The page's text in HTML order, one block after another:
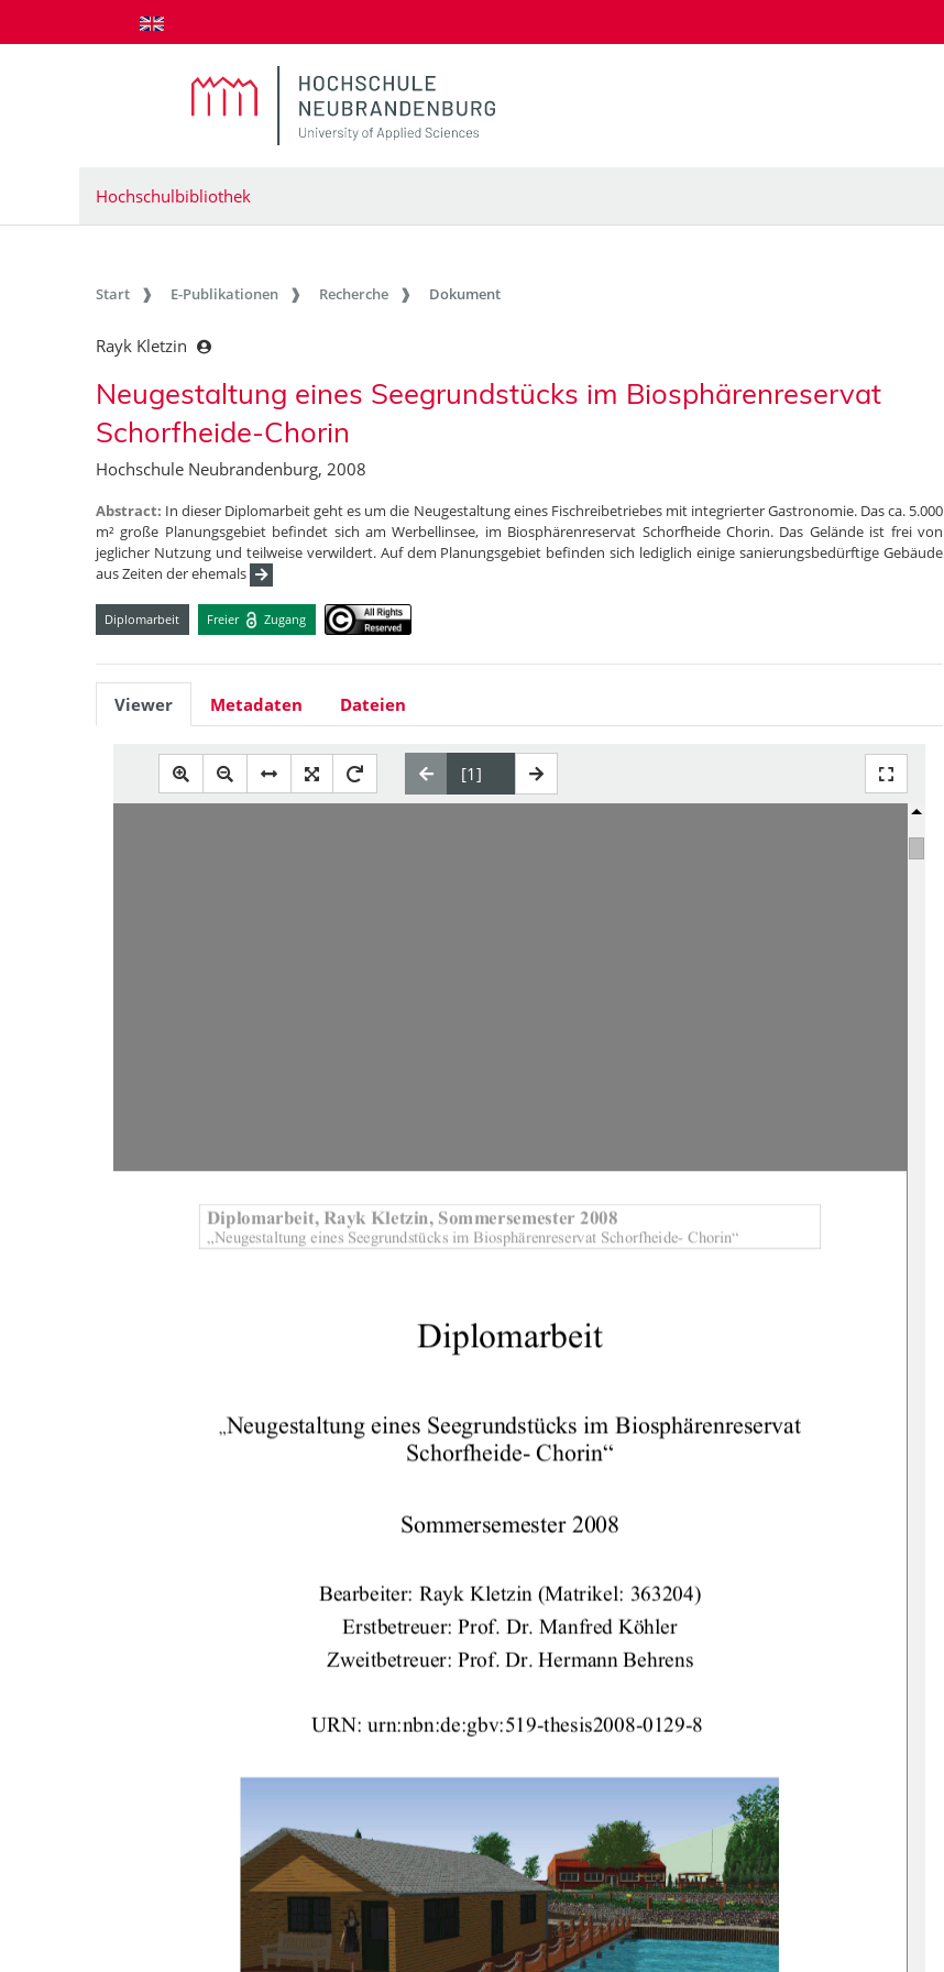
zum Inhalt springen
Hochschulbibliothek
Start E-Publikationen Recherche Dokument
Rayk Kletzin
Neugestaltung eines Seegrundstücks im Biosphärenreservat
Schorfheide-Chorin
Hochschule Neubrandenburg, 2008
Abstract: In dieser Diplomarbeit geht es um die Neugestaltung eines Fischreibetriebes mit integrierter Gastronomie. Das ca. 5.000
m² große Planungsgebiet befindet sich am Werbellinsee, im Biosphärenreservat Schorfheide Chorin. Das Gelände ist frei von
jeglicher Nutzung und teilweise verwildert. Auf dem Planungsgebiet befinden sich lediglich einige sanierungsbedürftige Gebäude
aus Zeiten der ehemals
Diplomarbeit Freier Zugang
Viewer Metadaten Dateien
Diplomarbeit, Rayk Kletzin, Sommersemester 2008
„Neugestaltung eines Seegrundstücks im Biosphärenreservat Schorfheide- Chorin“
Diplomarbeit
„ Neugestaltung eines Seegrundstücks im Biosphärenreservat
Schorfheide- Chorin“
Sommersemester 2008
Bearbeiter: Rayk Kletzin (Matrikel: 363204)
Erstbetreuer: Prof. Dr. Manfred Köhler
Zweitbetreuer: Prof. Dr. Hermann Behrens
URN: urn:nbn:de:gbv:519-thesis2008-0129-8